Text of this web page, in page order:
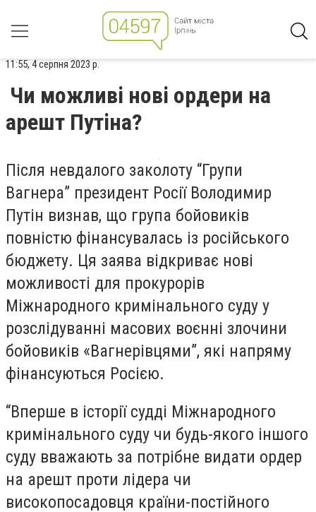
11:55, 4 серпня 2023 р.
Чи можливі нові ордери на
арешт Путіна?
Після невдалого заколоту “Групи
Вагнера” президент Росії Володимир
Путін визнав, що група бойовиків
повністю фінансувалась із російського
бюджету. Ця заява відкриває нові
можливості для прокурорів
Міжнародного кримінального суду у
розслідуванні масових воєнні злочини
бойовиків «Вагнерівцями”, які напряму
фінансуються Росією.
“Вперше в історії судді Міжнародного
кримінального суду чи будь-якого іншого
суду вважають за потрібне видати ордер
на арешт проти лідера чи
високопосадовця країни-постійного